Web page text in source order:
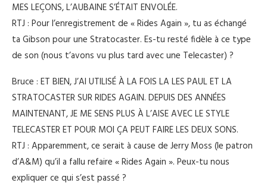
MES LEÇONS, L’AUBAINE S’ÉTAIT ENVOLÉE.
RTJ : Pour l’enregistrement de « Rides Again », tu as échangé
ta Gibson pour une Stratocaster. Es-tu resté fidèle à ce type
de son (nous t’avons vu plus tard avec une Telecaster) ?
Bruce : ET BIEN, J’AI UTILISÉ À LA FOIS LA LES PAUL ET LA
STRATOCASTER SUR RIDES AGAIN. DEPUIS DES ANNÉES
MAINTENANT, JE ME SENS PLUS À L’AISE AVEC LE STYLE
TELECASTER ET POUR MOI ÇA PEUT FAIRE LES DEUX SONS.
RTJ : Apparemment, ce serait à cause de Jerry Moss (le patron
d’A&M) qu’il a fallu refaire « Rides Again ». Peux-tu nous
expliquer ce qui s’est passé ?